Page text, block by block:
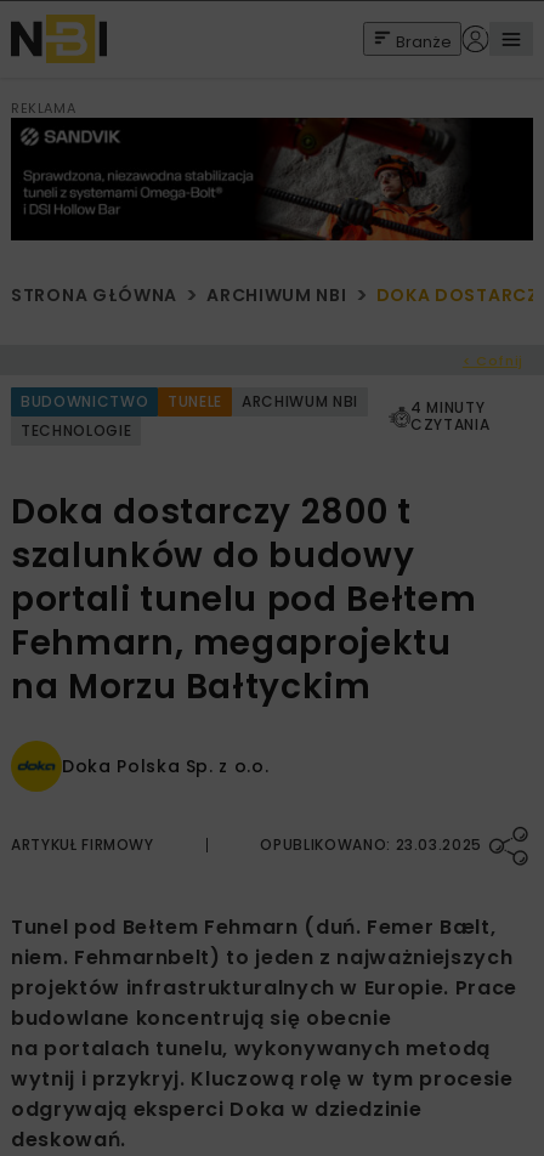
Branże
REKLAMA
STRONA GŁÓWNA ARCHIWUM NBI DOKA
< Cofnij
BUDOWNICTWO TUNELE
ARCHIWUM NBI
TECHNOLOGIE
4 MINUTY
CZYTANIA
Doka dostarczy 2800 t
szalunków do budowy
portali tunelu pod Bełtem
Fehmarn, megaprojektu
na Morzu Bałtyckim
Doka Polska Sp. z o.o.
ARTYKUŁ FIRMOWY OPUBLIKOWANO: 23.03.2025
Tunel pod Bełtem Fehmarn (duń. Femer Bælt,
niem. Fehmarnbelt) to jeden z najważniejszych
projektów infrastrukturalnych w Europie. Prace
budowlane koncentrują się obecnie
na portalach tunelu, wykonywanych metodą
wytnij i przykryj. Kluczową rolę w tym procesie
odgrywają eksperci Doka w dziedzinie
deskowań.